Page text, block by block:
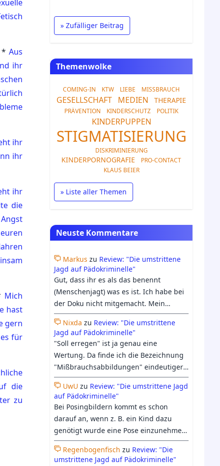
Aus
ihr
ihr
ihr
ihr
die
Mich
hast
gern
für
die
zu
» Zufälliger Beitrag
Themenwolke
COMING-IN KTW LIEBE MISSBRAUCH
GESELLSCHAFT MEDIEN THERAPIE
PRÄVENTION KINDERSCHUTZ POLITIK
KINDERPUPPEN
STIGMATISIERUNG
DISKRIMINIERUNG
KINDERPORNOGRAFIE
PRO-CONTACT
KLAUS BEIER
» Liste aller Themen
Neuste Kommentare
Markus zu Review: "Die umstrittene
Jagd auf Pädokriminelle"
Gut, dass ihr es als das benennt
(Menschenjagt) was es ist. Ich habe bei
der Doku nicht mitgemacht. Mein
Bauchgefühl hielt mich davon ab. Ich
bin froh, dass Georgs Differenzierung
trotzdem etwas Raum in der Doku
bekommen hat.
Nixda zu Review: "Die umstrittene
Jagd auf Pädokriminelle"
"Soll erregen" ist ja genau eine
Wertung. Da finde ich die Bezeichnung
"Mißbrauchsabbildungen" eindeutiger:
Entweder es hat Mißbrauch
stattgefunden, oder eben nicht. Beim
heutigen Verständnis vom Begriff
"Kinderpornographie", geht es längst
nicht mehr nur ums "erregen sollen",
sondern darum, ob es einen Pädophilen
irgendwie erregen könnte, was auch
zunehmend harmloses Material oder
UwU zu Review: "Die umstrittene Jagd
auf Pädokriminelle"
Bei Posingbildern kommt es schon
darauf an, wenn z. B. ein Kind dazu
genötigt wurde eine Pose einzunehmen
dann bildet es schon eine Form von
Missbrauch ab. Ich denke das immer
Regenbogenfisch zu Review: "Die
umstrittene Jagd auf Pädokriminelle"